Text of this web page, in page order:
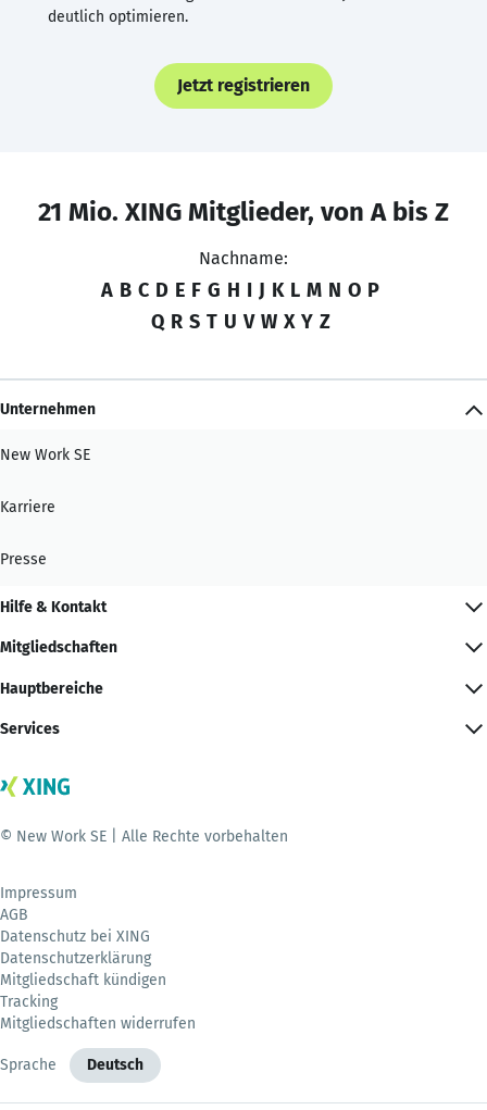
deutlich optimieren.
Jetzt registrieren
21 Mio. XING Mitglieder, von A bis Z
Nachname:
A B C D E F G H I J K L M N O P
Q R S T U V W X Y Z
Unternehmen
New Work SE
Karriere
Presse
Hilfe & Kontakt
Mitgliedschaften
Hauptbereiche
Services
© New Work SE | Alle Rechte vorbehalten
Impressum
AGB
Datenschutz bei XING
Datenschutzerklärung
Mitgliedschaft kündigen
Tracking
Mitgliedschaften widerrufen
Sprache Deutsch